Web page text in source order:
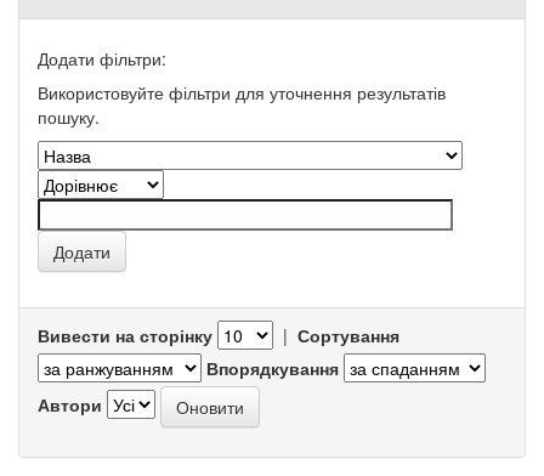
Додати фільтри:
Використовуйте фільтри для уточнення результатів
пошуку.
Вивести на сторінку | Сортування
Впорядкування
Автори